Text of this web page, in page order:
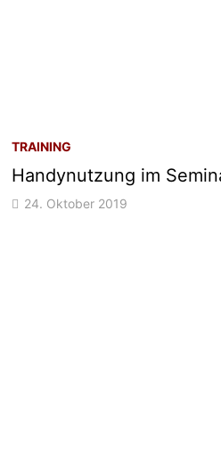
TRAINING
Handynutzung im
24. Oktober 2019